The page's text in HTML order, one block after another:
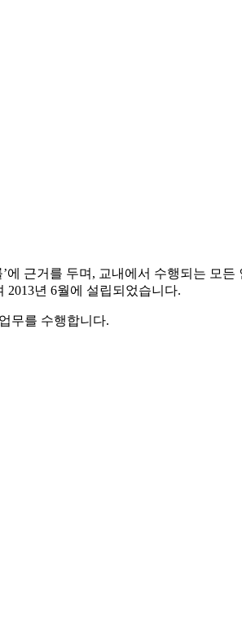
근거를 두며, 교내에서 수행되는 모
년 6월에 설립되었습니다.
무를 수행합니다.